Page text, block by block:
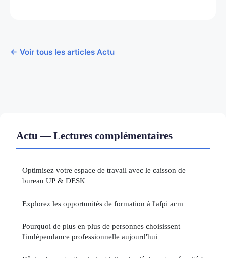
← Voir tous les articles Actu
Actu — Lectures complémentaires
Optimisez votre espace de travail avec le caisson de
bureau UP & DESK
Explorez les opportunités de formation à l'afpi acm
Pourquoi de plus en plus de personnes choisissent
l'indépendance professionnelle aujourd'hui